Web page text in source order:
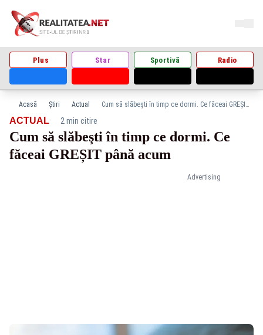
Plus Star Sportivă Radio
Acasă Știri Actual Cum să slăbeşti în timp ce dormi. Ce făceai GREȘIT până acum
Advertising
ACTUAL· 2 min citire
Cum să slăbeşti în timp ce dormi. Ce
făceai GREȘIT până acum